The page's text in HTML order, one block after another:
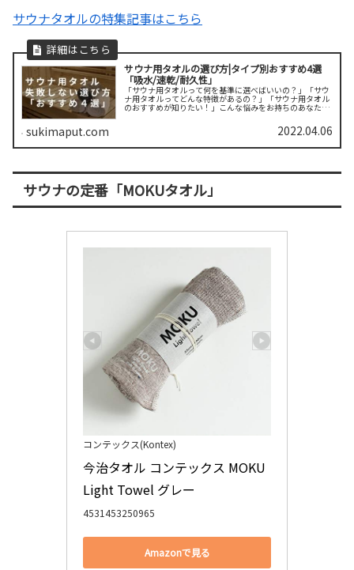
サウナタオルの特集記事はこちら
サウナ用タオルの選び方|タイプ別おすすめ4選
「吸水/速乾/耐久性」
「サウナ用タオルって何を基準に選べばいいの？」「サウ
ナ用タオルってどんな特徴があるの？」「サウナ用タオル
のおすすめが知りたい！」こんな悩みをお持ちのあなた。
sukimaput.com 2022.04.06
サウナの定番「MOKUタオル」
コンテックス(Kontex)
今治タオル コンテックス MOKU
Light Towel グレー
4531453250965
Amazonで見る